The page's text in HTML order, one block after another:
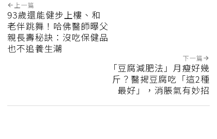
上一篇
93歲還能健步上樓、和
老伴跳舞！哈佛醫師曝父
親長壽秘訣：沒吃保健品
也不追養生潮
下一篇
「豆腐減肥法」月瘦好幾
斤？醫揭豆腐吃「這2種
最好」，消脹氣有妙招